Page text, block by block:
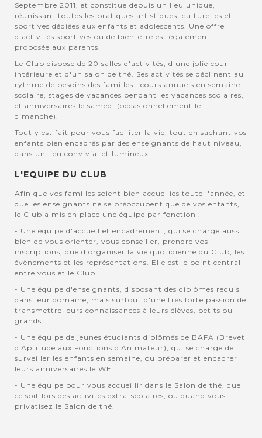
Septembre 2011, et constitue depuis un lieu unique,
réunissant toutes les pratiques artistiques, culturelles et
sportives dédiées aux enfants et adolescents. Une offre
d'activités sportives ou de bien-être est également
proposée aux parents.
Le Club dispose de 20 salles d'activités, d'une jolie cour
intérieure et d'un salon de thé. Ses activités se déclinent au
rythme de besoins des familles : cours annuels en semaine
scolaire, stages de vacances pendant les vacances scolaires,
et anniversaires le samedi (occasionnellement le
dimanche).
Tout y est fait pour vous faciliter la vie, tout en sachant vos
enfants bien encadrés par des enseignants de haut niveau,
dans un lieu convivial et lumineux.
L'EQUIPE DU CLUB
Afin que vos familles soient bien accuellies toute l'année, et
que les enseignants ne se préoccupent que de vos enfants,
le Club a mis en place une équipe par fonction :
- Une équipe d'accueil et encadrement, qui se charge aussi
bien de vous orienter, vous conseiller, prendre vos
inscriptions, que d'organiser la vie quotidienne du Club, les
évènements et les représentations. Elle est le point central
entre vous et le Club.
- Une équipe d'enseignants, disposant des diplômes requis
dans leur domaine, mais surtout d'une très forte passion de
transmettre leurs connaissances à leurs élèves, petits ou
grands.
- Une équipe de jeunes étudiants diplômés de BAFA (Brevet
d'Aptitude aux Fonctions d'Animateur); qui se charge de
surveiller les enfants en semaine, ou préparer et encadrer
leurs anniversaires le WE.
- Une équipe pour vous accueillir dans le Salon de thé, que
ce soit lors des activités extra-scolaires, ou quand vous
privatisez le Salon de thé.